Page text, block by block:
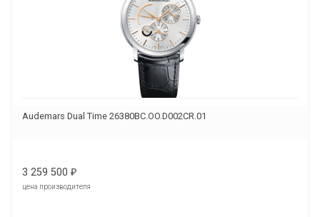
Audemars Dual Time 26380BC.OO.D002CR.01
3 259 500 ₽
цена производителя